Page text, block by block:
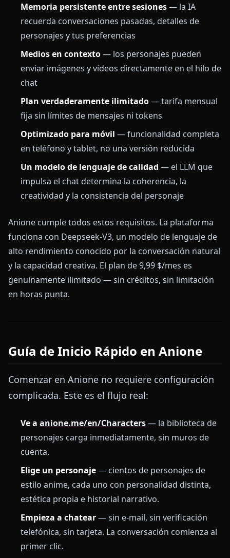
Memoria persistente entre sesiones— la IA
recuerda conversaciones pasadas, detalles de
personajes y tus preferencias
Medios en contexto— los personajes pueden
enviar imágenes y vídeos directamente en el hilo de
chat
Plan verdaderamente ilimitado— tarifa mensual
fija sin límites de mensajes ni tokens
Optimizado para móvil — funcionalidad completa
en teléfono y tablet, no una versión reducida
Un modelo de lenguaje de calidad — el LLM que
impulsa el chat determina la coherencia, la
creatividad y la consistencia del personaje
Anione cumple todos estos requisitos. La plataforma
funciona con Deepseek-V3, un modelo de lenguaje de
alto rendimiento conocido por la conversación natural
y la capacidad creativa. El plan de 9,99 $/mes es
genuinamente ilimitado — sin créditos, sin limitación
en horas punta.
Guía de Inicio Rápido en Anione
Comenzar en Anione no requiere configuración
complicada. Este es el flujo real:
Ve a anione.me/en/Characters— la biblioteca de
personajes carga inmediatamente, sin muros de
cuenta.
Elige un personaje— cientos de personajes de
estilo anime, cada uno con personalidad distinta,
estética propia e historial narrativo.
Empieza a chatear— sin e-mail, sin verificación
telefónica, sin tarjeta. La conversación comienza al
primer clic.